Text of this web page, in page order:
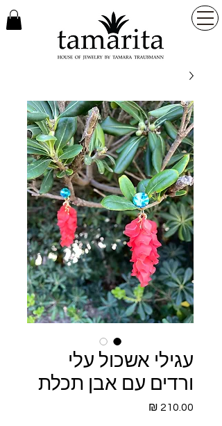
עגילי אשכול עלי
ורדים עם אבן תכלת